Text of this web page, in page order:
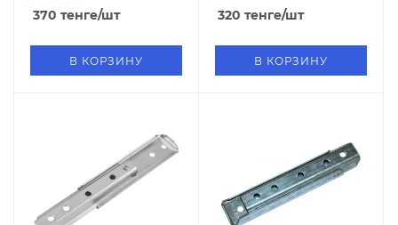
370 тенге/шт
В КОРЗИНУ
320 тенге/шт
В КОРЗИНУ